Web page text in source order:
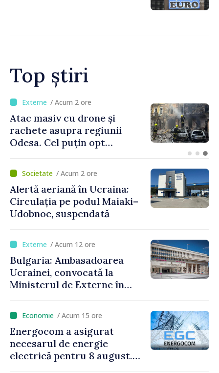
Top știri
/ Acum 1 oră
Orașele din Republica
Moldova se pot înscrie în
cursa pentru titlul de
Culturii 2033”
/ Acum 2 ore
Alertă aeriană în Ucraina:
Circulația pe podul Maiaki–
Udobnoe, suspendată
/ Acum 12 ore
Bulgaria: Ambasadoarea
Ucrainei, convocată la
Ministerul de Externe în
/ Acum 15 ore
Energocom a asigurat
necesarul de energie
electrică pentru 8 august.